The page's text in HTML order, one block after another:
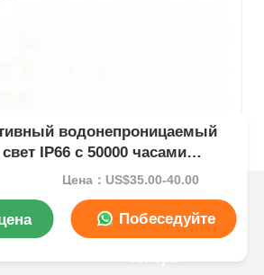
водонепроницаемый
IP66 с 50000 часами
конструкцией
Цена：US$35.00-40.00
Побеседуйте